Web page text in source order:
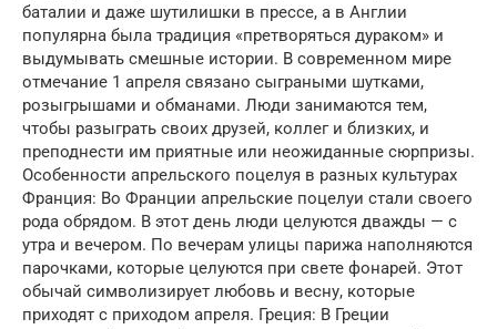
баталии и даже шутилишки в прессе, а в Англии
популярна была традиция «претворяться дураком» и
выдумывать смешные истории. В современном мире
отмечание 1 апреля связано сыграными шутками,
розыгрышами и обманами. Люди занимаются тем,
чтобы разыграть своих друзей, коллег и близких, и
преподнести им приятные или неожиданные сюрпризы.
Особенности апрельского поцелуя в разных культурах
Франция: Во Франции апрельские поцелуи стали своего
рода обрядом. В этот день люди целуются дважды — с
утра и вечером. По вечерам улицы парижа наполняются
парочками, которые целуются при свете фонарей. Этот
обычай символизирует любовь и весну, которые
приходят с приходом апреля. Греция: В Греции